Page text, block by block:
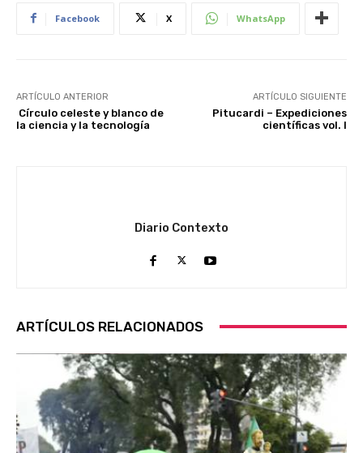
Facebook X WhatsApp
ARTÍCULO ANTERIOR
Círculo celeste y blanco de
la ciencia y la tecnología
ARTÍCULO SIGUIENTE
Pitucardi – Expediciones
científicas vol. I
Diario Contexto
ARTÍCULOS RELACIONADOS